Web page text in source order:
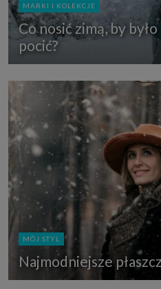
MARKI I KOLEKCJE
Co nosić zimą, by
pocić?
MÓJ STYL
Najmodniejsze